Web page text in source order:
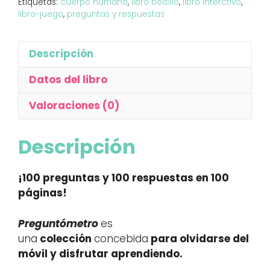
libro-juego, preguntas y respuestas
Descripción
Datos del libro
Valoraciones (0)
Descripción
¡100 preguntas y 100 respuestas en 100
páginas!
Preguntómetroes
una colección concebida para olvidarse del
móvil y disfrutar aprendiendo.